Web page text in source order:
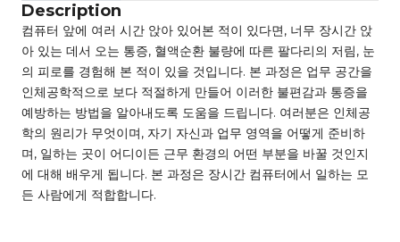
Description
컴퓨터 앞에 여러 시간 앉아 있어본 적이 있다면, 너무 장시간 앉
아 있는 데서 오는 통증, 혈액순환 불량에 따른 팔다리의 저림, 눈
의 피로를 경험해 본 적이 있을 것입니다. 본 과정은 업무 공간을
인체공학적으로 보다 적절하게 만들어 이러한 불편감과 통증을
예방하는 방법을 알아내도록 도움을 드립니다. 여러분은 인체공
학의 원리가 무엇이며, 자기 자신과 업무 영역을 어떻게 준비하
며, 일하는 곳이 어디이든 근무 환경의 어떤 부분을 바꿀 것인지
에 대해 배우게 됩니다. 본 과정은 장시간 컴퓨터에서 일하는 모
든 사람에게 적합합니다.